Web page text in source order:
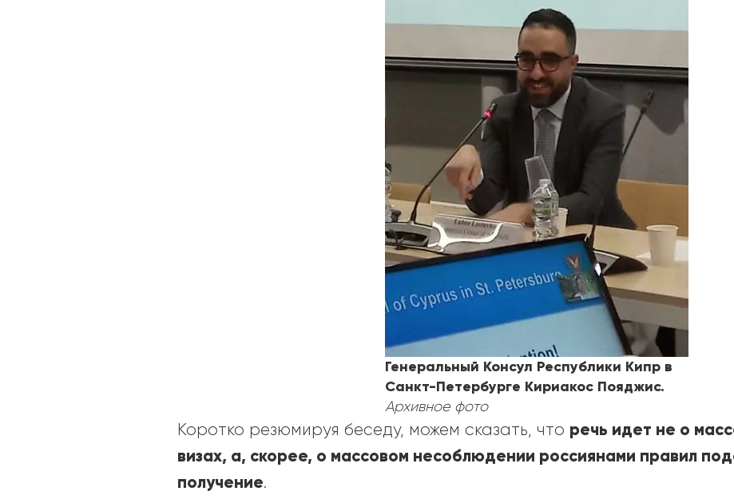
Генеральный Консул Республики Кипр в
Санкт-Петербурге Кириакос Пояджис.
Архивное фото
Коротко резюмируя беседу, можем сказать, что речь идет не о
визах, а, скорее, о массовом несоблюдении россиянами правил
получение.